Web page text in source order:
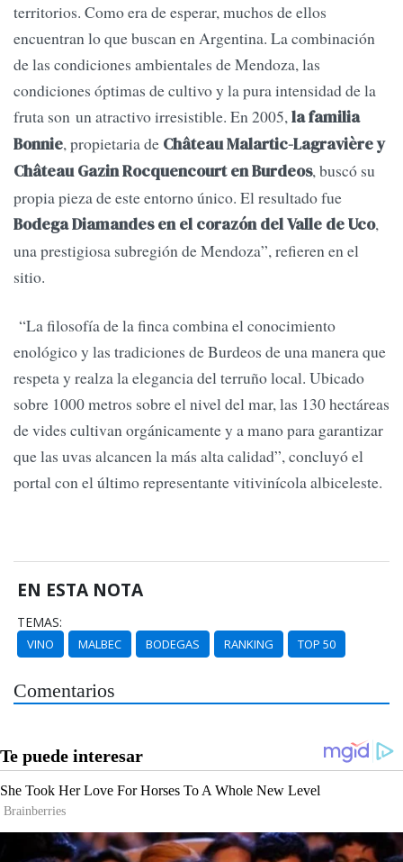
territorios. Como era de esperar, muchos de ellos
encuentran lo que buscan en Argentina. La combinación
de las condiciones ambientales de Mendoza, las
condiciones óptimas de cultivo y la pura intensidad de la
fruta son un atractivo irresistible. En 2005,la familia
Bonnie, propietaria de Château Malartic-Lagravière y
Château Gazin Rocquencourt en Burdeos, buscó su
propia pieza de este entorno único. El resultado fue
Bodega Diamandes en el corazón del Valle de Uco,
una prestigiosa subregión de Mendoza”, refieren en el
sitio.
“La filosofía de la finca combina el conocimiento
enológico y las tradiciones de Burdeos de una manera que
respeta y realza la elegancia del terruño local. Ubicado
sobre 1000 metros sobre el nivel del mar, las 130 hectáreas
de vides cultivan orgánicamente y a mano para garantizar
que las uvas alcancen la más alta calidad”, concluyó el
portal con el último representante vitivinícola albiceleste.
EN ESTA NOTA
TEMAS:
VINO MALBEC BODEGAS RANKING TOP 50
Comentarios